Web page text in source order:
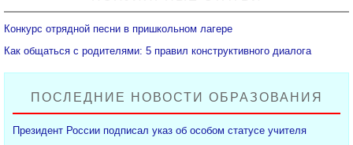
Конкурс отрядной песни в пришкольном лагере
Как общаться с родителями: 5 правил конструктивного диалога
ПОСЛЕДНИЕ НОВОСТИ ОБРАЗОВАНИЯ
Президент России подписал указ об особом статусе учителя